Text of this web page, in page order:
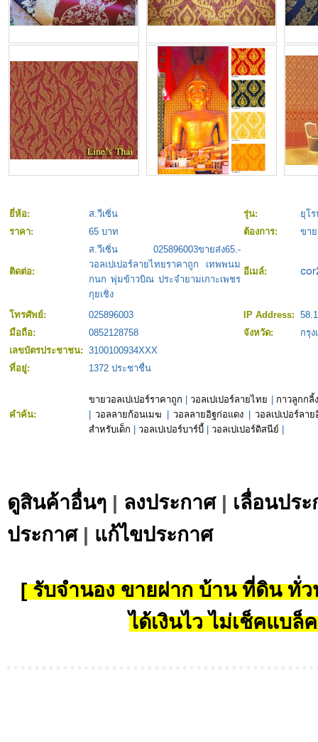
ยี่ห้อ: ส.วีเซิ่น รุ่น:
ยุโร
ราคา:
65 บาท ต้องการ: ขาย
ติดต่อ:
ส.วีเซิ่น 025896003ขายส่ง65.-
วอลเปเปอร์ลายไทยราคาถูก เทพพนม
กนก พุ่มข้าวบิณ ประจำยามเกาะเพชร
กุยเชิง
อีเมล์:
โทรศัพย์: 025896003 IP Address:
มือถือ:
0852128758 จังหวัด:
กรุ
เลขบัตรประชาชน: 3100100934XXX
ที่อยู่:
1372 ประชาชื่น
คำค้น:
ขายวอลเปเปอร์ราคาถูก |วอลเปเปอร์ลายไทย
กาวลูกกลิ้
|วอลลายก้อนเมฆ |วอลลายอิฐก่อแดง |วอลเปเปอร์ลา
สำหรับเด็ก
วอลเปเปอร์บาร์บี้ วอลเปเปอร์ดิสนีย์
ดูสินค้าอื่นๆ | ลงประกาศ| เลื่อนปร
ประกาศ| แก้ไขประกาศ
[ รับจำนอง ขายฝาก บ้าน ที่ดิน ทั่ว
ได้เงินไว ไม่เช็คแบล็